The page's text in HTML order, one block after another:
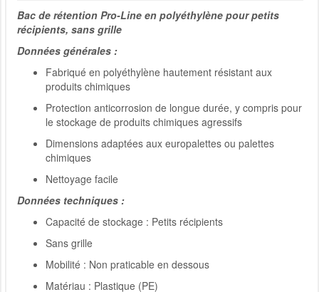
Bac de rétention Pro-Line en polyéthylène pour petits
récipients, sans grille
Données générales :
Fabriqué en polyéthylène hautement résistant aux
produits chimiques
Protection anticorrosion de longue durée, y compris pour
le stockage de produits chimiques agressifs
Dimensions adaptées aux europalettes ou palettes
chimiques
Nettoyage facile
Données techniques :
Capacité de stockage : Petits récipients
Sans grille
Mobilité : Non praticable en dessous
Matériau : Plastique (PE)